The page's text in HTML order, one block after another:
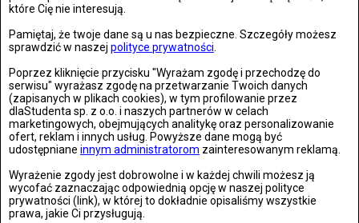
które Cię nie interesują.
Pamiętaj, że twoje dane są u nas bezpieczne. Szczegóły możesz
sprawdzić w naszej polityce prywatności
Poprzez kliknięcie przycisku "Wyrażam zgodę i przechodzę do
serwisu" wyrażasz zgodę na przetwarzanie Twoich danych
(zapisanych w plikach cookies), w tym profilowanie przez
dlaStudenta sp. z o.o. i naszych partnerów w celach
marketingowych, obejmujących analitykę oraz personalizowanie
ofert, reklam i innych usług. Powyższe dane mogą być
udostępniane innym administratorom zainteresowanym reklamą.
Wyrażenie zgody jest dobrowolne i w każdej chwili możesz ją
wycofać zaznaczając odpowiednią opcję w naszej polityce
prywatności (link), w której to dokładnie opisaliśmy wszystkie
prawa, jakie Ci przysługują.
Niezawodny, pancerny smartfon – wybór dla
wymagających
środa, 25 lutego 2026, 13:45